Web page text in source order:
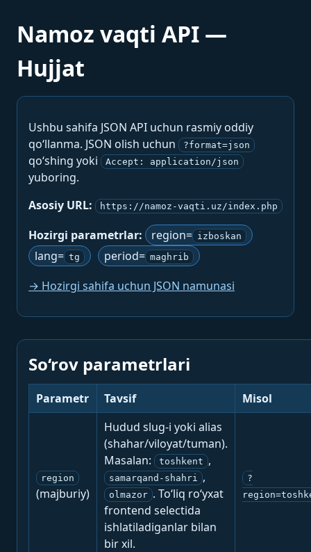
Namoz vaqti API —
Hujjat
Ushbu sahifa JSON API uchun rasmiy oddiy
qo‘llanma. JSON olish uchun
?format=json
qo‘shing yoki Accept: application/json
yuboring.
Asosiy URL:
https://namoz-vaqti.uz/index.php
Hozirgi parametrlar: region= izboskan
lang= tg period= maghrib
→ Hozirgi sahifa uchun JSON namunasi
So‘rov parametrlari
Parametr Tavsif Misol
region
(majburiy)
Hudud slug-i yoki alias
(shahar/viloyat/tuman).
Masalan:
toshkent ,
samarqand-shahri ,
olmazor . To‘liq ro‘yxat
frontend selectida
ishlatiladiganlar bilan
bir xil.
?